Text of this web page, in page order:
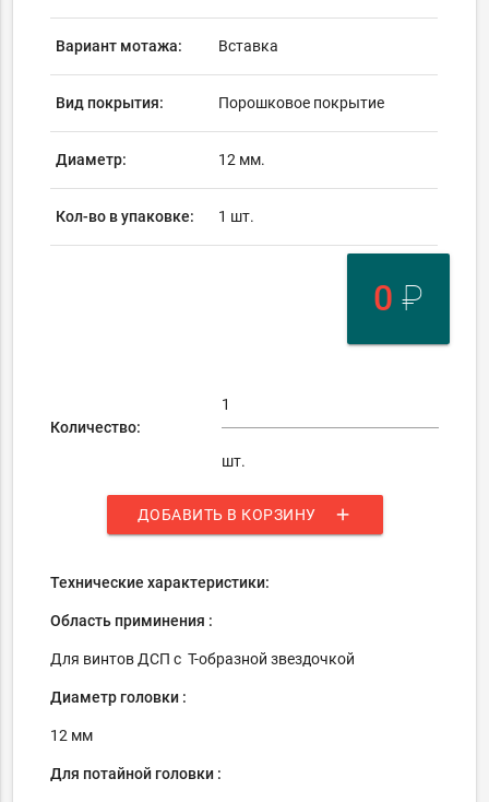
Вариант мотажа: Вставка
Вид покрытия: Порошковое покрытие
Диаметр: 12 мм.
Кол-во в упаковке: 1 шт.
0 ₽
Количество:
шт.
ДОБАВИТЬ В КОРЗИНУ add
Технические характеристики:
Область приминения :
Для винтов ДСП с Т-образной звездочкой
Диаметр головки :
12 мм
Для потайной головки :